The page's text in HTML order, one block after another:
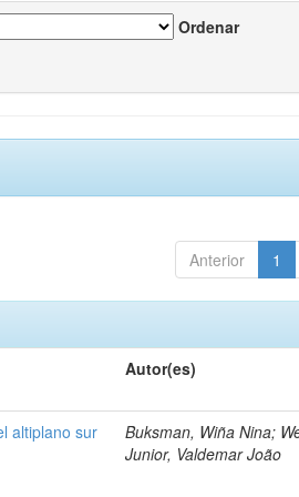
Ordenar
Anterior 1
Autor(es)
altiplano sur
Buksman, Wiña Nina;
Junior, Valdemar João